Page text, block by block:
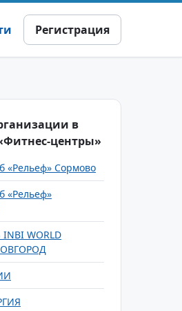
Регистрация
в
центры»
«Рельеф» Сормово
«Рельеф»
WORLD